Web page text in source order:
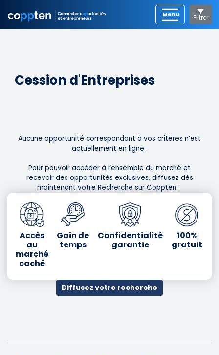
Filtrer
Cession d'Entreprises
Aucune opportunité correspondant à vos critères n’est
actuellement en ligne. ​
Pour pouvoir accéder à l’ensemble du marché et
recevoir des opportunités exclusives, diffusez dès
maintenant votre Recherche sur Coppten : ​
Accès
au
marché
caché
Gain de
temps
Confidentialité
garantie
100%
gratuit
Diffusez votre recherche